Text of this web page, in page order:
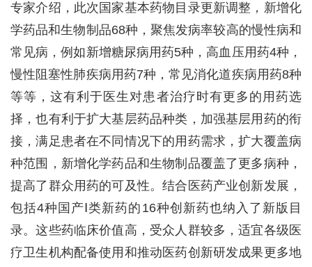
专家介绍，此次国家基本药物目录更新调整，新增化
学药品和生物制品68种，聚焦发病率较高的慢性病和
常见病，例如新增糖尿病用药5种，高血压用药4种，
慢性阻塞性肺疾病用药7种，常见消化道疾病用药8种
等等，这有利于医生对患者治疗时有更多的用药选
择，也有利于扩大基层药品种类，加强基层用药的衔
接，满足患者在不同情况下的用药需求，扩大覆盖病
种范围，新增化学药品和生物制品覆盖了更多病种，
提高了群众用药的可及性。结合医药产业创新发展，
包括4种国产Ⅰ类新药的16种创新药也纳入了新版目
录。这些药临床价值高，受众人群较多，适宜各级医
疗卫生机构配备使用和推动医药创新研发成果更多地